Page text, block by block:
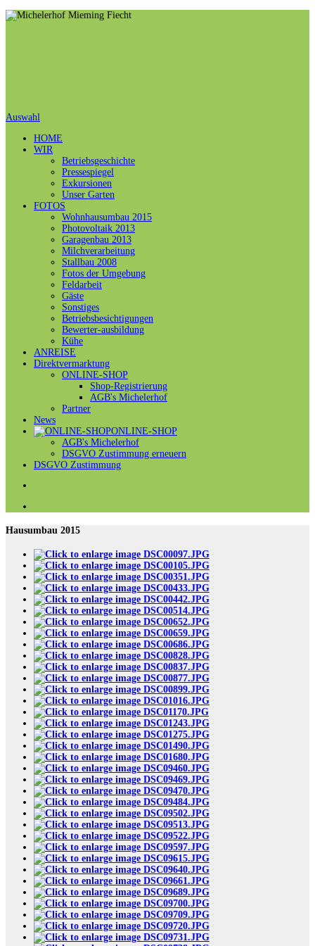
Auswahl
HOME
WIR
Betriebsgeschichte
Pressespiegel
Exkursionen
Unser Garten
FOTOS
Wohnhausumbau 2015
Photovoltaik 2013
Garagenbau 2013
Milchverarbeitung
Stallbau 2008
Fotos der Umgebung
Feldarbeit
Gäste
Sonstiges
Betriebsbesichtigungen
Bewerter-ausbildung
Kühe
ANREISE
Direktvermarktung
ONLINE-SHOP
Shop-Registrierung
AGB's Michelerhof
Partner
News
ONLINE-SHOP
AGB's Michelerhof
DSGVO Zustimmung erneuern
DSGVO Zustimmung
Hausumbau 2015